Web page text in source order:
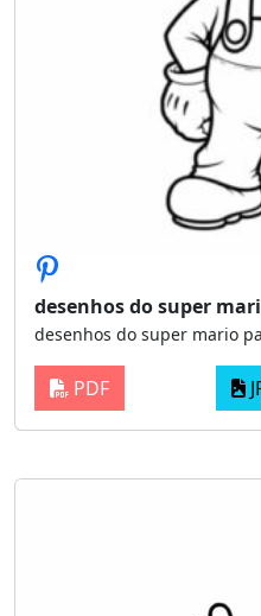
desenhos do super
desenhos do super mario
PDF